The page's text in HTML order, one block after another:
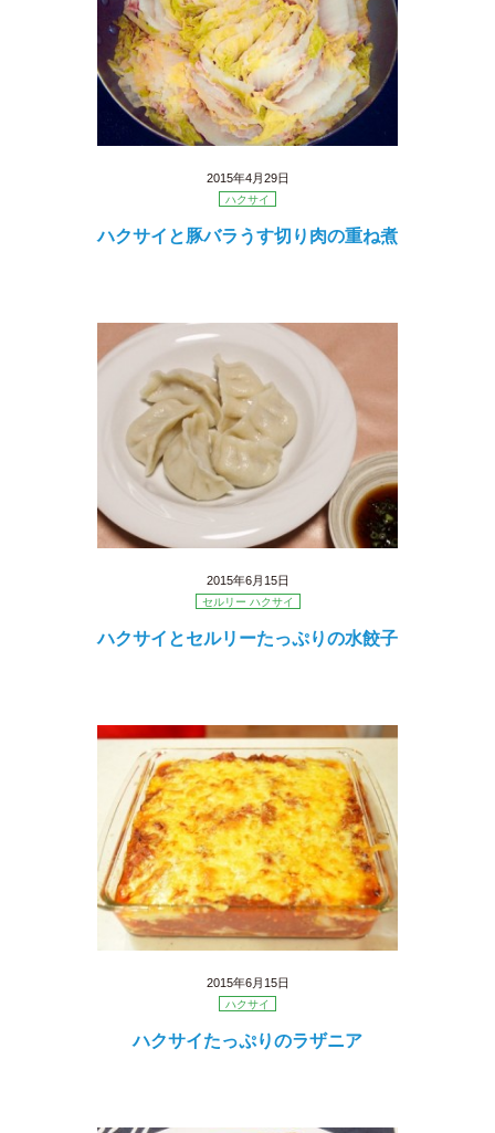
2015年4月29日
ハクサイ
ハクサイと豚バラうす切り肉の重ね煮
2015年6月15日
セルリー ハクサイ
ハクサイとセルリーたっぷりの水餃子
2015年6月15日
ハクサイ
ハクサイたっぷりのラザニア